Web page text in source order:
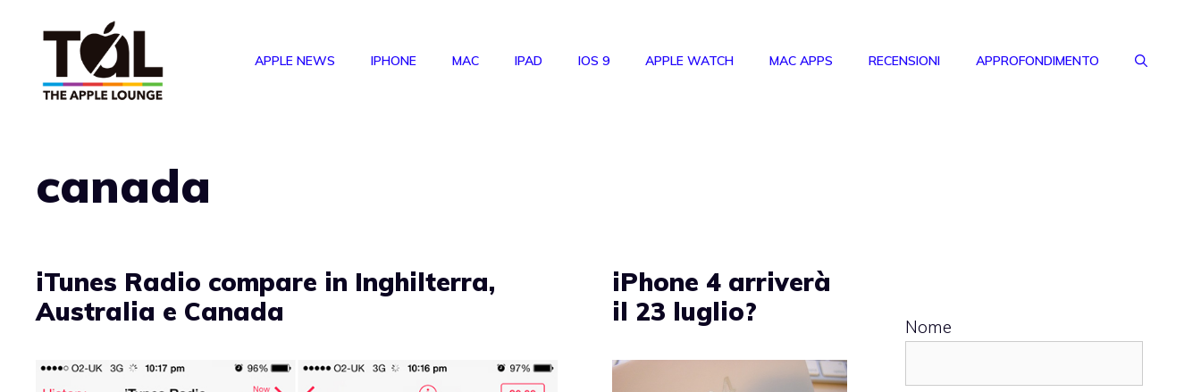
APPLE NEWS IPHONE MAC IPAD IOS 9 APPLE WATCH MAC APPS RECENSIONI APPROFONDIMENTO
canada
iTunes Radio compare in Inghilterra,
Australia e Canada
iPhone 4 arriverà
il 23 luglio?
Nome